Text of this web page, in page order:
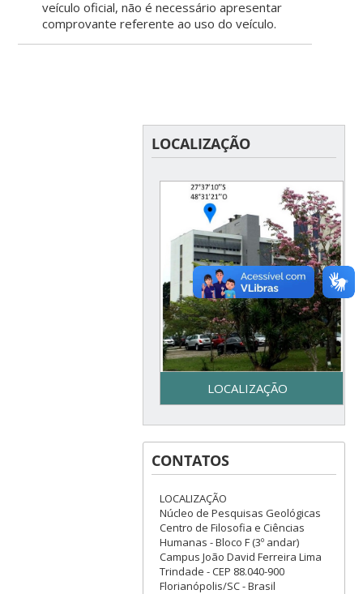
veículo oficial, não é necessário apresentar
comprovante referente ao uso do veículo.
LOCALIZAÇÃO
LOCALIZAÇÃO
Secretaria do Programa de
Pós-Graduação em Geologia
– UFSC - Centro de Filosofia e
Ciências Humanas - Bloco F –
3º piso - Campus Reitor João
David Ferreira Lima - Trindade
– Florianópolis, SC
CONTATOS
LOCALIZAÇÃO
Núcleo de Pesquisas Geológicas
Centro de Filosofia e Ciências
Humanas - Bloco F (3º andar)
Campus João David Ferreira Lima
Trindade - CEP 88.040-900
Florianópolis/SC - Brasil